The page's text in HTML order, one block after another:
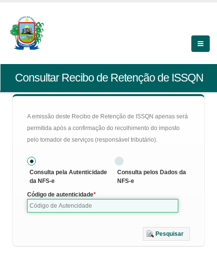
Consultar Recibo de Retenção de ISSQN
A emissão deste Recibo de Retenção de ISSQN apenas será
permitida após a confirmação do recolhimento do imposto
pelo tomador de serviços (responsável tributário).
Consulta pela Autenticidade
da NFS-e
Consulta pelos Dados da
NFS-e
Código de autenticidade
Pesquisar